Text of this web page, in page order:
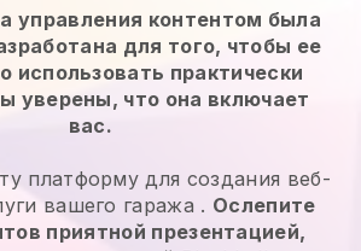
управления контентом была
для того, чтобы ее
использовать практически
уверены, что она включает
вас.
платформу для создания веб-
вашего гаража . Ослепите
приятной презентацией,